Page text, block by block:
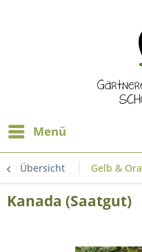
Menü
Übersicht Gelb &
Kanada (Saatgut)